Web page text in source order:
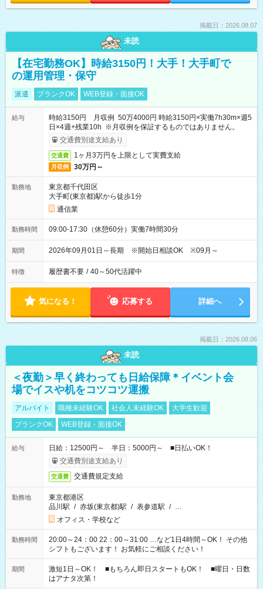
掲載日：2026.08.07
未読
【在宅勤務OK】時給3150円！大手！大手町で
の運用管理・保守
派遣 ブランクOK WEB登録・面接OK
給与
時給3150円 月収例 50万4000円 時給3150円×実働7h30m×週5
日×4週+残業10h ※月収例を保証するものではありません。
交通費別途支給あり
交通費 1ヶ月3万円を上限として実費支給
月収例 30万円～
勤務地
東京都千代田区
大手町(東京都)駅から徒歩1分
通信業
勤務時間 09:00-17:30（休憩60分）実働7時間30分
期間 2026年09月01日～長期 ※開始日相談OK ※09月～
特徴 履歴書不要 / 40～50代活躍中
気になる！ 応募する 詳細へ
掲載日：2026.08.06
未読
＜夜勤＞早く終わっても日給保障＊イベント会
場でイスや机をコツコツ運搬
アルバイト 職種未経験OK 社会人未経験OK
大学生歓迎
ブランクOK
WEB登録・面接OK
給与
日給：12500円～ 半日：5000円～ ■日払いOK！
交通費別途支給あり
交通費 交通費規定支給
勤務地
東京都港区
品川駅 / 赤坂(東京都)駅 / 表参道駅 / …
オフィス・学校など
勤務時間
20:00～24：00 22：00～31:00 …など1日4時間～OK！ その他
シフトもございます！ お気軽にご相談ください！
期間
激短1日～OK！ ■もちろん即日スタートもOK！ ■曜日・日数
はアナタ次第！